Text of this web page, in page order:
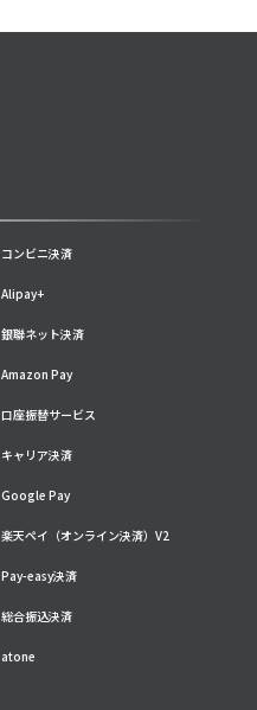
コンビニ決済
銀聯ネット決済
Amazon Pay
口座振替サービス
キャリア決済
Alipay+
楽天ペイ（オンライン決済）V2
Google Pay
Pay-easy決済
総合振込決済
atone